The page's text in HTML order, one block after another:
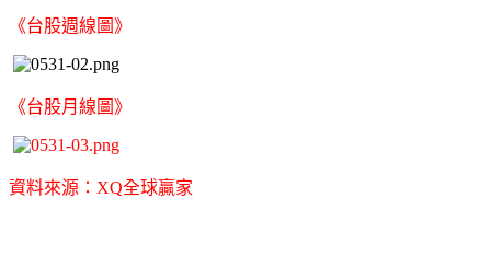
《台股週線圖》
《台股月線圖》
資料來源：XQ全球贏家